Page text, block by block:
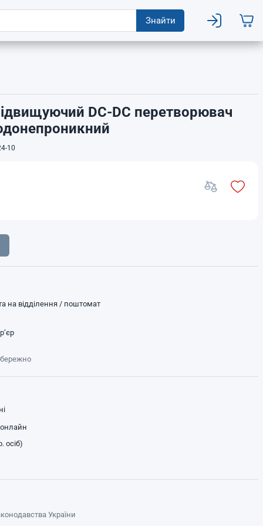
Знайти
DC-DC перетворювач
10
на відділення / поштомат
осіб)
України